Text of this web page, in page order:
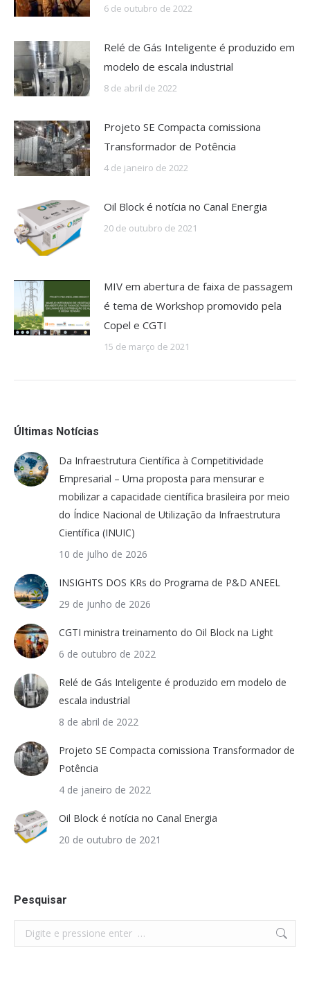
6 de outubro de 2022
Relé de Gás Inteligente é produzido em
modelo de escala industrial
8 de abril de 2022
Projeto SE Compacta comissiona
Transformador de Potência
4 de janeiro de 2022
Oil Block é notícia no Canal Energia
20 de outubro de 2021
MIV em abertura de faixa de passagem
é tema de Workshop promovido pela
Copel e CGTI
15 de março de 2021
Últimas Notícias
Da Infraestrutura Científica à Competitividade
Empresarial – Uma proposta para mensurar e
mobilizar a capacidade científica brasileira por meio
do Índice Nacional de Utilização da Infraestrutura
Científica (INUIC)
10 de julho de 2026
INSIGHTS DOS KRs do Programa de P&D ANEEL
29 de junho de 2026
CGTI ministra treinamento do Oil Block na Light
6 de outubro de 2022
Relé de Gás Inteligente é produzido em modelo de
escala industrial
8 de abril de 2022
Projeto SE Compacta comissiona Transformador de
Potência
4 de janeiro de 2022
Oil Block é notícia no Canal Energia
20 de outubro de 2021
Pesquisar
Search: